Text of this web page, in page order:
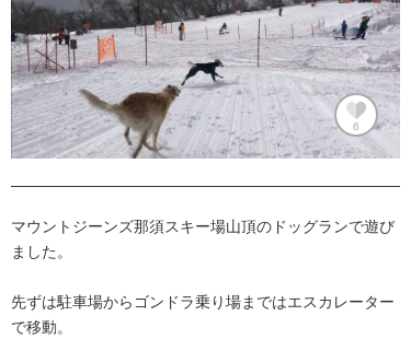
6
マウントジーンズ那須スキー場山頂のドッグランで遊び
ました。
先ずは駐車場からゴンドラ乗り場まではエスカレーター
で移動。